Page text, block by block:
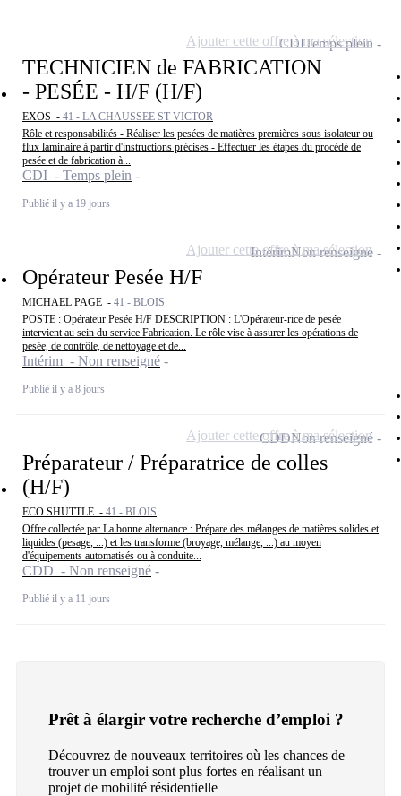
TECHNICIEN de FABRICATION
- PESÉE - H/F (H/F)
EXOS - 41 - LA CHAUSSEE ST VICTOR
Rôle et responsabilités - Réaliser les pesées de matières premières sous isolateur ou
flux laminaire à partir d'instructions précises - Effectuer les étapes du procédé de
pesée et de fabrication à...
CDI - Temps plein
Publié il y a 19 jours
CDITemps plein
Ajouter cette offre à ma sélection
Opérateur Pesée H/F
MICHAEL PAGE - 41 - BLOIS
POSTE : Opérateur Pesée H/F DESCRIPTION : L'Opérateur-rice de pesée
intervient au sein du service Fabrication. Le rôle vise à assurer les opérations de
pesée, de contrôle, de nettoyage et de...
Intérim - Non renseigné
Publié il y a 8 jours
IntérimNon renseigné
Ajouter cette offre à ma sélection
Préparateur / Préparatrice de colles
(H/F)
ECO SHUTTLE - 41 - BLOIS
Offre collectée par La bonne alternance : Prépare des mélanges de matières solides et
liquides (pesage, ...) et les transforme (broyage, mélange, ...) au moyen
d'équipements automatisés ou à conduite...
CDD - Non renseigné
Publié il y a 11 jours
CDDNon renseigné
Ajouter cette offre à ma sélection
Prêt à élargir votre recherche d’emploi ?
Découvrez de nouveaux territoires où les chances de
trouver un emploi sont plus fortes en réalisant un
projet de mobilité résidentielle